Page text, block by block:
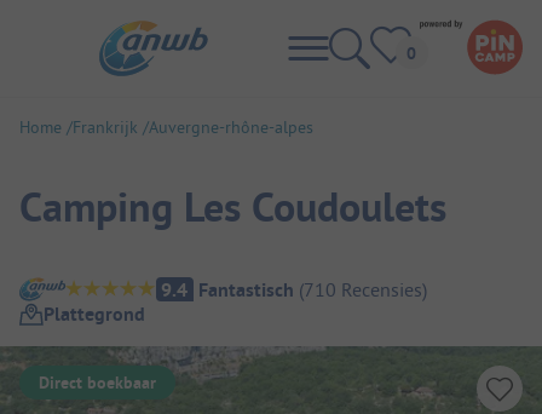
Home Frankrijk Auvergne-rhône-alpes
Camping Les Coudoulets
Camping overzicht
9.4 Fantastisch (710 Recensies)
Plattegrond
Direct boekbaar